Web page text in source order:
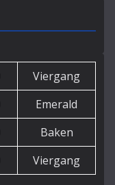
Viergang
Emerald
Baken
Viergang